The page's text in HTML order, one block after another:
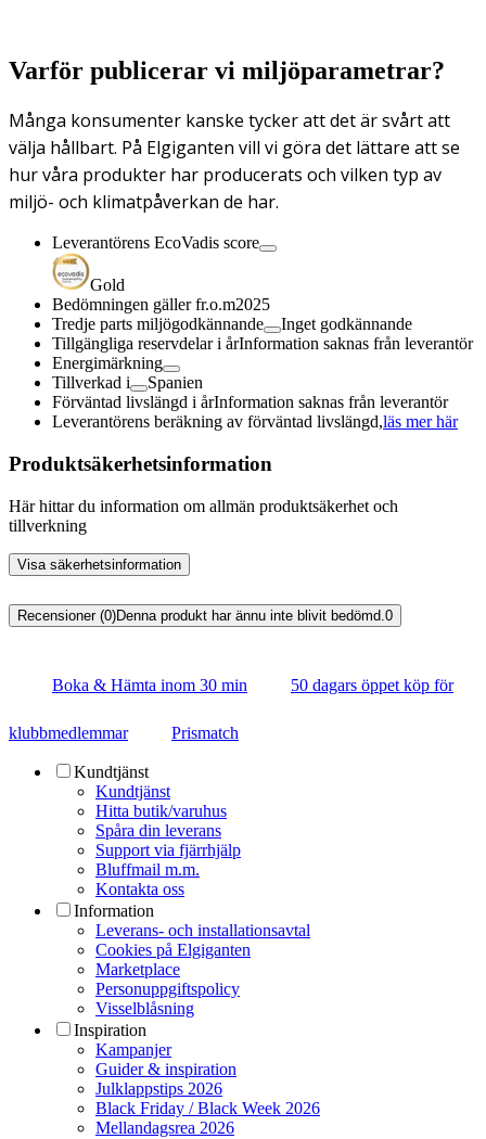
Varför publicerar vi miljöparametrar?
Många konsumenter kanske tycker att det är svårt att
välja hållbart. På Elgiganten vill vi göra det lättare att se
hur våra produkter har producerats och vilken typ av
miljö- och klimatpåverkan de har.
Leverantörens EcoVadis score
Gold
Bedömningen gäller fr.o.m2025
Tredje parts miljögodkännande
Inget godkännande
Tillgängliga reservdelar i årInformation saknas från leverantör
Energimärkning
Tillverkad i
Spanien
Förväntad livslängd i årInformation saknas från leverantör
Leverantörens beräkning av förväntad livslängd,läs mer här
Produktsäkerhetsinformation
Här hittar du information om allmän produktsäkerhet och
tillverkning
Visa säkerhetsinformation
Recensioner (0)Denna produkt har ännu inte blivit bedömd. 0
Boka & Hämta inom 30 min 50 dagars öppet köp för
klubbmedlemmar Prismatch
Kundtjänst
Kundtjänst
Hitta butik/varuhus
Spåra din leverans
Support via fjärrhjälp
Bluffmail m.m.
Kontakta oss
Information
Leverans- och installationsavtal
Cookies på Elgiganten
Marketplace
Personuppgiftspolicy
Visselblåsning
Inspiration
Kampanjer
Guider & inspiration
Julklappstips 2026
Black Friday / Black Week 2026
Mellandagsrea 2026